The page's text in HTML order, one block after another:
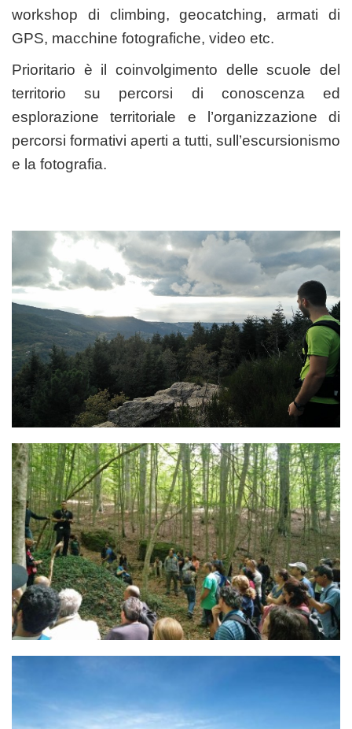
workshop di climbing, geocatching, armati di
GPS, macchine fotografiche, video etc.
Prioritario è il coinvolgimento delle scuole del
territorio su percorsi di conoscenza ed
esplorazione territoriale e l’organizzazione di
percorsi formativi aperti a tutti, sull’escursionismo
e la fotografia.